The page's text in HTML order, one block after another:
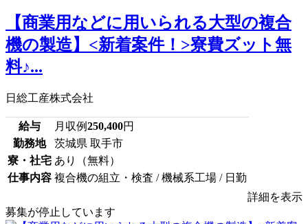
【商業用などに用いられる大型の複合
機の製造】<新着案件！>寮費ズット無
料♪...
日総工産株式会社
給与 月収例250,400円
勤務地
茨城県 取手市
寮・社宅 あり（無料）
仕事内容 複合機の組立・検査 / 機械系工場 / 日勤
詳細を表示
募集が停止しています